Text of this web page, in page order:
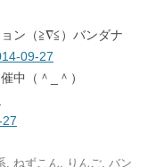
ン（≧∇≦）バンダナ
09-27
中（＾_＾）
ねずこん りんご バン